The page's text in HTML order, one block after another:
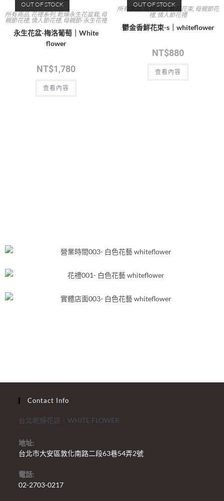
OUT OF STOCK
所有商品, 花禮系列, 乾燥永生花盆栽, 母
親節花禮, 情人節花禮, 母親節-永生花禮
永生花盆-梅洛葡萄｜White
flower
NT$1,780
查看內容
OUT OF STOCK
所有商品, 花禮系列,鮮花花束, 母親節花
禮, 情人節花禮
鬱金香鮮花束-s｜whiteflower
NT$880
查看內容
Contact Info
台北乾燥花店｜WHITE FLOWER
地址:
台北市大安區敦化南路二段63巷54弄2號
電話:
02-2703-0217